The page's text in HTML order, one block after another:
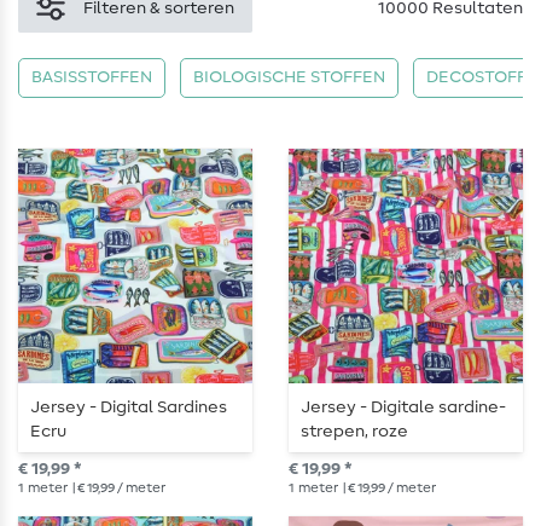
Filteren & sorteren 10000 Resultaten
BASISSTOFFEN BIOLOGISCHE STOFFEN
Jersey - Digital Sardines
Ecru
€ 19,99 *
1 meter | € 19,99 / meter
Jersey - Digitale sardine-
strepen, roze
€ 19,99 *
1 meter | € 19,99 / meter